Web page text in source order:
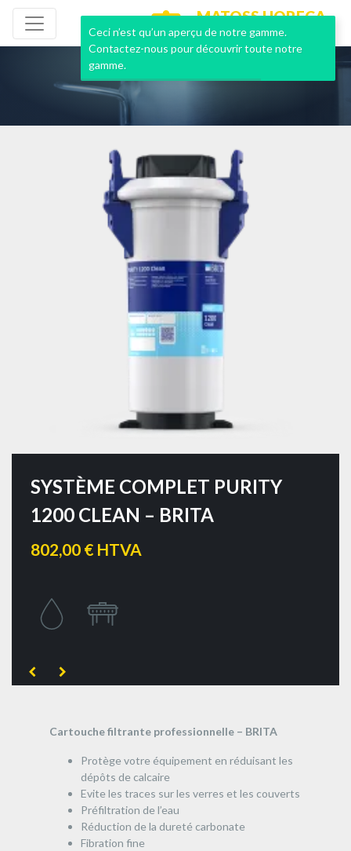
MATOSS HORECA
NEUF & OCCASION
SYSTÈME COMPLET PURITY
1200 CLEAN – BRITA
802,00 € HTVA
Cartouche filtrante professionnelle – BRITA
Protège votre équipement en réduisant les
dépôts de calcaire
Evite les traces sur les verres et les couverts
Préfiltration de l’eau
Réduction de la dureté carbonate
Fibration fine
Ceci n’est qu’un aperçu de notre gamme.
Contactez-nous pour découvrir toute notre
gamme.